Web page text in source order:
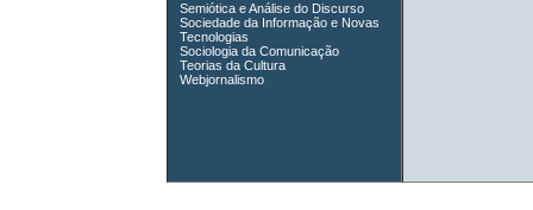
Semiótica e Análise do Discurso
Sociedade da Informação e Novas
Tecnologias
Sociologia da Comunicação
Teorias da Cultura
Webjornalismo